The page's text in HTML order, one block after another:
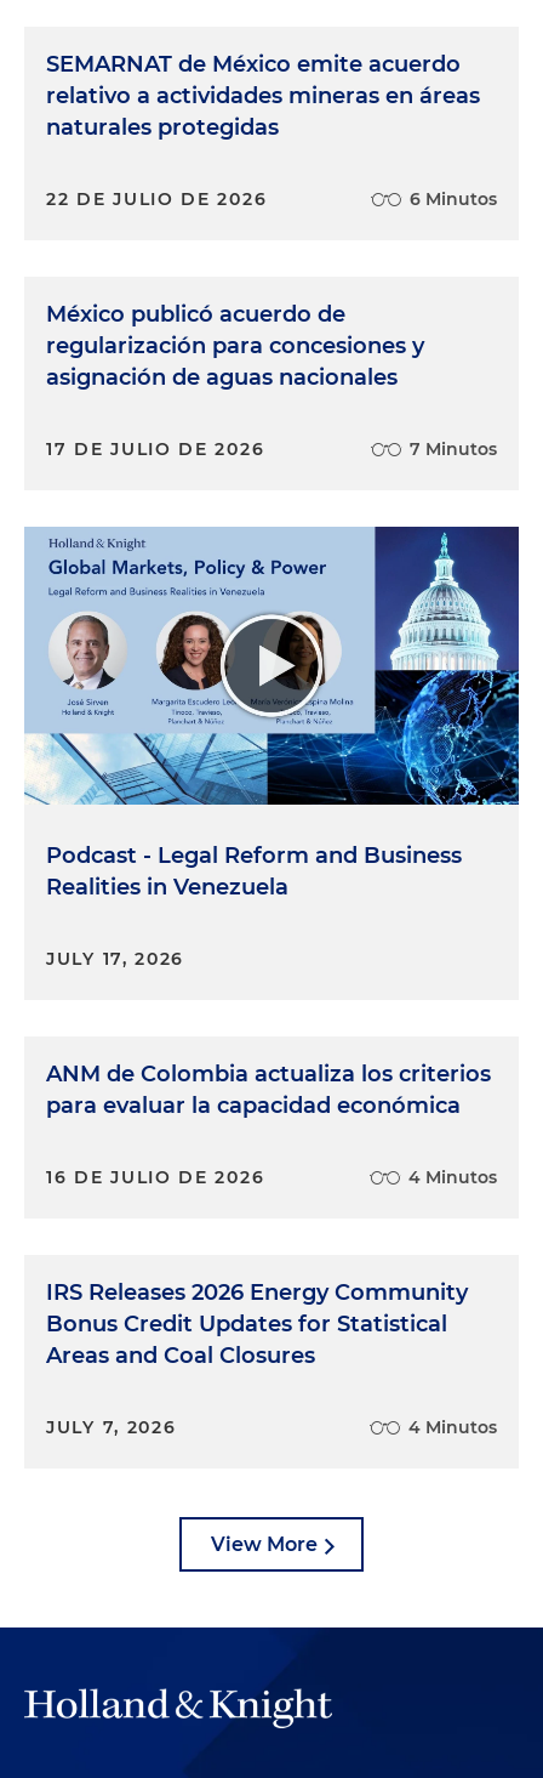
SEMARNAT de México emite acuerdo
relativo a actividades mineras en áreas
naturales protegidas
22 DE JULIO DE 2026 6 Minutos
México publicó acuerdo de
regularización para concesiones y
asignación de aguas nacionales
17 DE JULIO DE 2026 7 Minutos
Podcast - Legal Reform and Business
Realities in Venezuela
JULY 17, 2026
ANM de Colombia actualiza los criterios
para evaluar la capacidad económica
16 DE JULIO DE 2026 4 Minutos
IRS Releases 2026 Energy Community
Bonus Credit Updates for Statistical
Areas and Coal Closures
JULY 7, 2026 4 Minutos
View More